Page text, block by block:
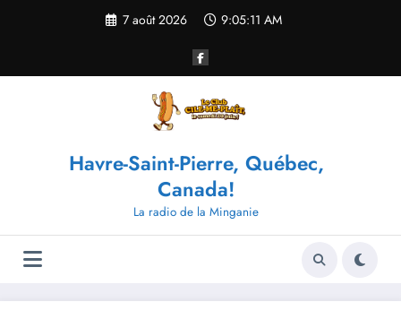
7 août 2026 9:05:11 AM
Havre-Saint-Pierre, Québec,
Canada!
La radio de la Minganie